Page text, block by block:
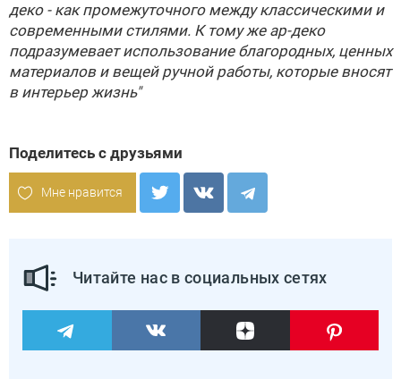
деко- как промежуточного между классическими и
современными стилями. К тому же ар-деко
подразумевает использование благородных, ценных
материалов и вещей ручной работы, которые вносят
в интерьер жизнь"
Поделитесь с друзьями
Мне нравится
Читайте нас в социальных сетях